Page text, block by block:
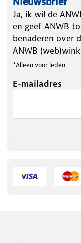
Ja, ik wil de
en geef ANWB
benaderen over
ANWB
*Alleen voor leden
E-mailadres